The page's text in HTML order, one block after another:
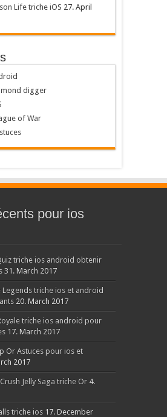
Life triche iOS 27. April
digger
of War
pour ios
triche ios android obtenir
31. March 2017
Legends triche ios et android
20. March 2017
triche ios android pour
17. March 2017
Or Astuces pour ios et
2017
Jelly Saga triche Or 4.
triche ios 17. December